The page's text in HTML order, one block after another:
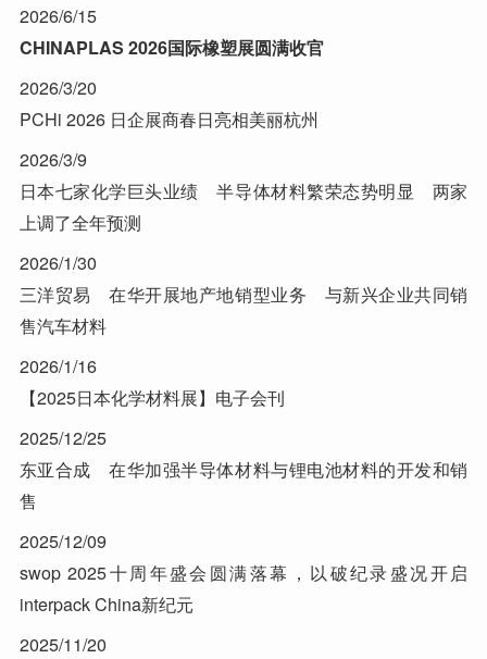
2026/6/15
CHINAPLAS 2026国际橡塑展圆满收官
2026/3/20
PCHi 2026 日企展商春日亮相美丽杭州
2026/3/9
日本七家化学巨头业绩 半导体材料繁荣态势明显 两家
上调了全年预测
2026/1/30
三洋贸易 在华开展地产地销型业务 与新兴企业共同销
售汽车材料
2026/1/16
【2025日本化学材料展】电子会刊
2025/12/25
东亚合成 在华加强半导体材料与锂电池材料的开发和销
售
2025/12/09
swop 2025十周年盛会圆满落幕，以破纪录盛况开启
interpack China新纪元
2025/11/20